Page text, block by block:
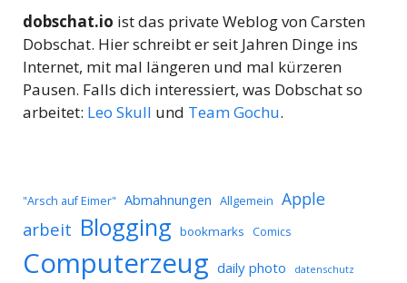
dobschat.io ist das private Weblog von Carsten
Dobschat. Hier schreibt er seit Jahren Dinge ins
Internet, mit mal längeren und mal kürzeren
Pausen. Falls dich interessiert, was Dobschat so
arbeitet: Leo Skull und Team Gochu.
"Arsch auf Eimer" Abmahnungen Allgemein Apple
arbeit Blogging bookmarks Comics
Computerzeug daily photo datenschutz